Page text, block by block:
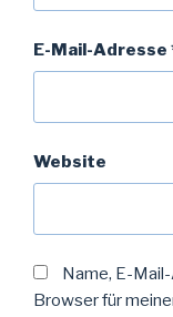
E-Mail-Adresse
Website
Name, E-
Browser für